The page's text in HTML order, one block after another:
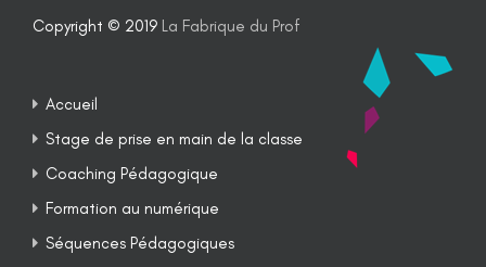
Copyright © 2019 La Fabrique du Prof
Accueil
Stage de prise en main de la classe
Coaching Pédagogique
Formation au numérique
Séquences Pédagogiques